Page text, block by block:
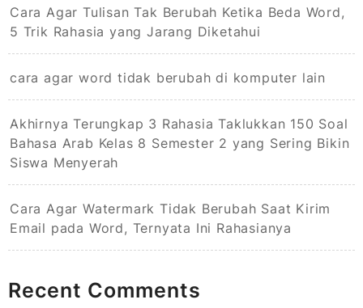
Cara Agar Tulisan Tak Berubah Ketika Beda Word,
5 Trik Rahasia yang Jarang Diketahui
cara agar word tidak berubah di komputer lain
Akhirnya Terungkap 3 Rahasia Taklukkan 150 Soal
Bahasa Arab Kelas 8 Semester 2 yang Sering Bikin
Siswa Menyerah
Cara Agar Watermark Tidak Berubah Saat Kirim
Email pada Word, Ternyata Ini Rahasianya
Recent Comments